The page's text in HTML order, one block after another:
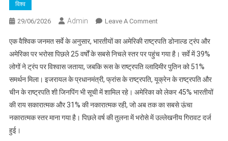
विश्व
29/06/2026 Admin Leave A CommentOn
का
ट्रंप
पर
भरोसा
घटा,
अमेरिका
को
एक वैश्विक जनमत सर्वे के अनुसार, भारतीयों का अमेरिकी राष्ट्रपति डोनाल्ड ट्रंप और
अमेरिका पर भरोसा पिछले 25 वर्षों के सबसे निचले स्तर पर पहुंच गया है। सर्वे में 39%
लोगों ने ट्रंप पर विश्वास जताया, जबकि रूस के राष्ट्रपति व्लादिमीर पुतिन को 51%
समर्थन मिला। इजरायल के प्रधानमंत्री, फ्रांस के राष्ट्रपति, यूक्रेन के राष्ट्रपति और
चीन के राष्ट्रपति शी जिनपिंग भी सूची में शामिल रहे। अमेरिका को लेकर 45% भारतीयों
की राय सकारात्मक और 31% की नकारात्मक रही, जो अब तक का सबसे ऊंचा
नकारात्मक स्तर माना गया है। पिछले वर्ष की तुलना में भरोसे में उल्लेखनीय गिरावट दर्ज
हुई।